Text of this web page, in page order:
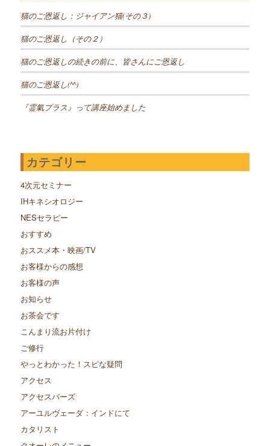
猫のご恩返し：ジャイアン猫(その３)
猫のご恩返し（その２）
猫のご恩返しの続きの前に、皆さんにご恩返し
猫のご恩返し(^^)
『霊氣プラス』って講座始めました
カテゴリー
4次元セミナー
IHキネシオロジー
NESセラピー
おすすめ
おススメ本・映画/TV
お客様からの感想
お客様の声
お知らせ
お茶会です
こんまり流お片付け
ご修行
やっとわかった！スピな疑問
アクセス
アクセスバーズ
アーユルヴェーダ：インドにて
カタリスト